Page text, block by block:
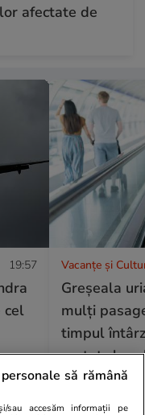
afectate de
19:57
cel
Vacanțe și
Greșeala
mulți
timpul
costat
să rămână
sau accesăm informații pe